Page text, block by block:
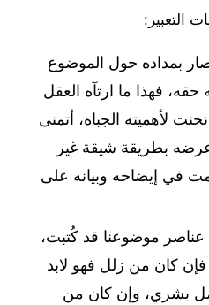
التعبير:
صار بمداده حول الموضوع
فهذا ما ارتآه العقل
لأهميته الجباه، أتمنى
بطريقة شيقة غير
في إيضاحه وبيانه على
موضوعنا قد كُتبت،
كان من زلل فهو لابد
بشري، وإن كان من